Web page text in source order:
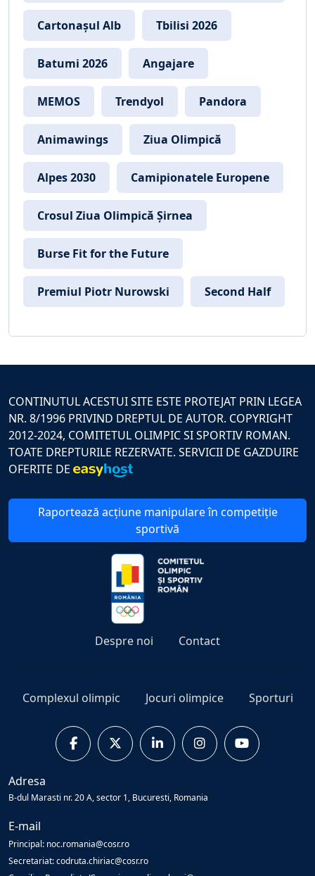
Cartonașul Alb Tbilisi 2026
Batumi 2026 Angajare
MEMOS Trendyol Pandora
Animawings Ziua Olimpică
Alpes 2030 Camipionatele Europene
Crosul Ziua Olimpică Șirnea
Burse Fit for the Future
Premiul Piotr Nurowski Second Half
CONTINUTUL ACESTUI SITE ESTE PROTEJAT PRIN LEGEA
NR. 8/1996 PRIVIND DREPTUL DE AUTOR. COPYRIGHT
2012-2024, COMITETUL OLIMPIC SI SPORTIV ROMAN.
TOATE DREPTURILE REZERVATE. SERVICII DE GAZDUIRE
OFERITE DE
Raportează acțiune manipulare în competiție
sportivă
Despre noi Contact
Complexul olimpic Jocuri olimpice Sporturi
Adresa
B-dul Marasti nr. 20 A, sector 1, Bucuresti, Romania
E-mail
Principal: noc.romania@cosr.ro
Secretariat: codruta.chiriac@cosr.ro